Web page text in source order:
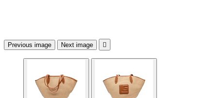
Previous image Next image 